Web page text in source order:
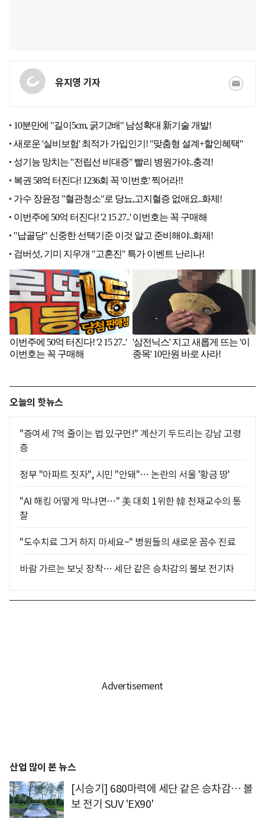
유지영 기자
오늘의 핫뉴스
"증여세 7억 줄이는 법 있구먼!" 계산기 두드리는 강남 고령
층
정부 "아파트 짓자", 시민 "안돼"… 논란의 서울 '황금 땅'
"AI 해킹 어떻게 막냐면…" 美 대회 1위한 韓 천재교수의 통
찰
"도수치료 그거 하지 마세요~" 병원들의 새로운 꼼수 진료
바람 가르는 보닛 장착… 세단 같은 승차감의 볼보 전기차
산업 많이 본 뉴스
[시승기] 680마력에 세단 같은 승차감… 볼
보 전기 SUV 'EX90'